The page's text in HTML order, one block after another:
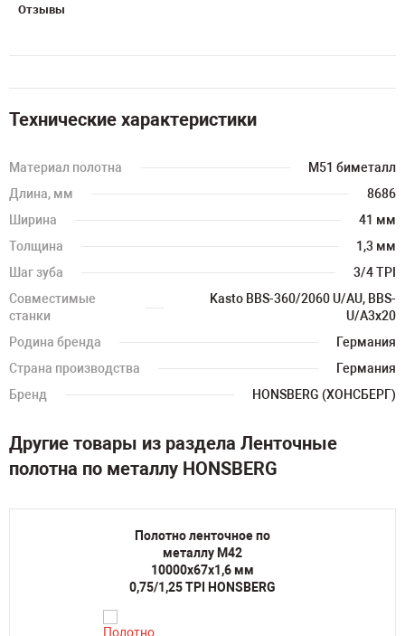
Отзывы
Технические характеристики
Материал полотна
M51 биметалл
Длина, мм
8686
Ширина
41 мм
Толщина
1,3 мм
Шаг зуба
3/4 TPI
Совместимые
станки
Kasto BBS-360/2060 U/AU, BBS-
U/A3x20
Родина бренда
Германия
Страна производства
Германия
Бренд
HONSBERG (ХОНСБЕРГ)
Другие товары из раздела Ленточные
полотна по металлу HONSBERG
Полотно ленточное по
металлу M42
10000х67х1,6 мм
0,75/1,25 TPI HONSBERG